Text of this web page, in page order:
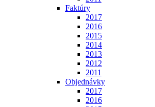
Faktúry
2017
2016
2015
2014
2013
2012
2011
Objednávky
2017
2016